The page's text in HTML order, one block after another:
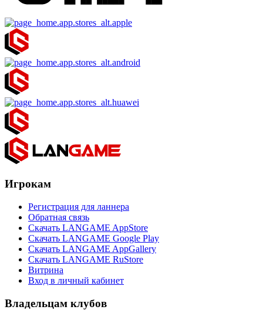
Игрокам
Регистрация для ланнера
Обратная связь
Скачать LANGAME AppStore
Скачать LANGAME Google Play
Скачать LANGAME AppGallery
Скачать LANGAME RuStore
Витрина
Вход в личный кабинет
Владельцам клубов